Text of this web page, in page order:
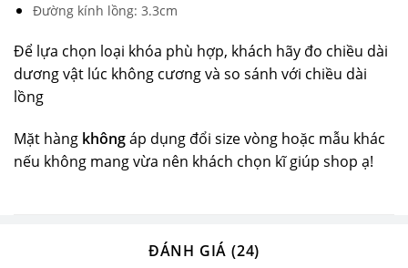
Đường kính lồng: 3.3cm
Để lựa chọn loại khóa phù hợp, khách hãy đo chiều dài
dương vật lúc không cương và so sánh với chiều dài
lồng
Mặt hàng khôngáp dụng đổi size vòng hoặc mẫu khác
nếu không mang vừa nên khách chọn kĩ giúp shop ạ!
ĐÁNH GIÁ (24)